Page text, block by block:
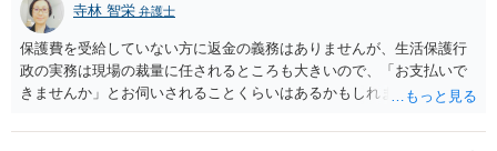
寺林 智栄 弁護士
保護費を受給していない方に返金の義務はありませんが、生活保護行
政の実務は現場の裁量に任されるところも大きいので、「お支払いで
きませんか」とお伺いされることくらいはあるかもしれません。 通報
考えてご判断いただくのが良いと思います。